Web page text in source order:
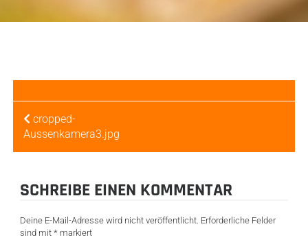
BEITRAGSNAVIGATION
cropped-
Aussenkamera3.jpg
SCHREIBE EINEN KOMMENTAR
Deine E-Mail-Adresse wird nicht veröffentlicht. Erforderliche Felder
sind mit *markiert